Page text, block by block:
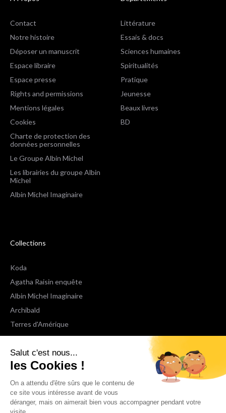
Salut c'est nous...
les Cookies !
On a attendu d'être sûrs que le contenu de
ce site vous intéresse avant de vous
déranger, mais on aimerait bien vous accompagner pendant votre
visite...
Contact
Notre histoire
Déposer un manuscrit
Espace libraire
Espace presse
Rights and permissions
Mentions légales
Cookies
Charte de protection des
données personnelles
Le Groupe Albin Michel
Les librairies du groupe Albin
Michel
Albin Michel Imaginaire
Littérature
Essais & docs
Sciences humaines
Spiritualités
Pratique
Jeunesse
Beaux livres
BD
Collections
Koda
Agatha Raisin enquête
Albin Michel Imaginaire
Archibald
Terres d'Amérique
Espaces Libres Poche
NOX
Wiz
Voir toutes les collections
Nous suivre